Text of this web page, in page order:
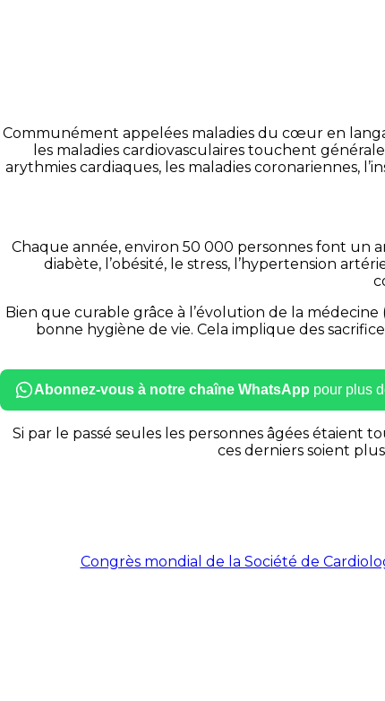
Communément appelées maladies du cœur en
les maladies cardiovasculaires touchent
arythmies cardiaques, les maladies coronariennes,
Chaque année, environ 50 000 personnes font un
diabète, l’obésité, le stress, l’hypertension
Bien que curable grâce à l’évolution de la
bonne hygiène de vie. Cela implique des
Abonnez-vous à notre chaîne WhatsApp pour plus
Si par le passé seules les personnes âgées étaient
ces derniers soient
Congrès mondial de la Société de